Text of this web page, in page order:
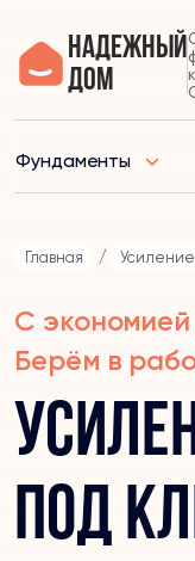
Надежный
дом
Фундаменты
Главная /
С
Берём в
под